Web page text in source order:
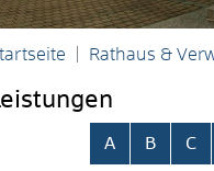
Rathaus &
Alphabetisches
A B C